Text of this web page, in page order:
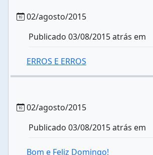
02/agosto/2015
Publicado 03/08/2015 atrás em
ERROS E ERROS
02/agosto/2015
Publicado 03/08/2015 atrás em
Bom e Feliz Domingo!